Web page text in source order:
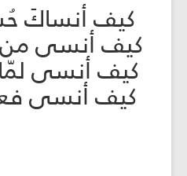
كيف أنساكَ
كيف أنسى من
كيف أنسى
كيف أنسى